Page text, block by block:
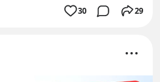
30 29